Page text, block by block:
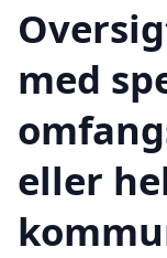
med
eller